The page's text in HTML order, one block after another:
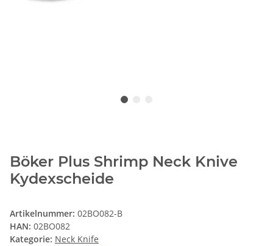
Böker Plus Shrimp Neck Knive
Kydexscheide
Artikelnummer: 02BO082-B
HAN: 02BO082
Kategorie: Neck Knife